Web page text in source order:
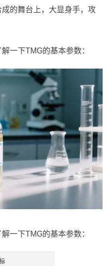
的舞台上，大显身手，攻
一下TMG的基本参数：
一下TMG的基本参数：